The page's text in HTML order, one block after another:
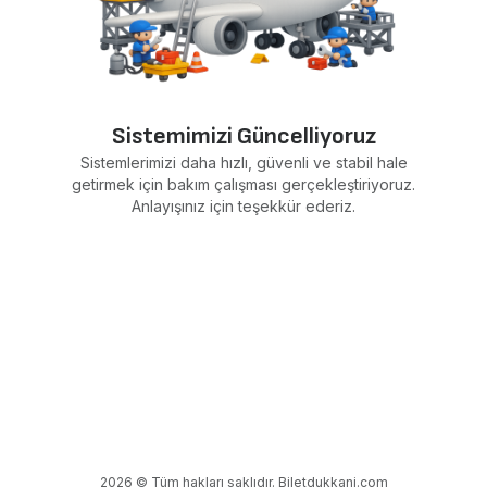
Sistemimizi Güncelliyoruz
Sistemlerimizi daha hızlı, güvenli ve stabil hale
getirmek için bakım çalışması gerçekleştiriyoruz.
Anlayışınız için teşekkür ederiz.
2026 © Tüm hakları saklıdır. Biletdukkani.com